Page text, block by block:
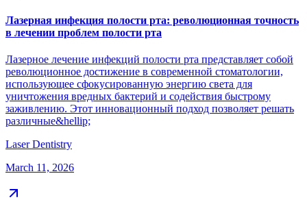
Лазерная инфекция полости рта: революционная точность
в лечении проблем полости рта
Лазерное лечение инфекций полости рта представляет собой
революционное достижение в современной стоматологии,
использующее сфокусированную энергию света для
уничтожения вредных бактерий и содействия быстрому
заживлению. Этот инновационный подход позволяет решать
различные&hellip;
Laser Dentistry
March 11, 2026